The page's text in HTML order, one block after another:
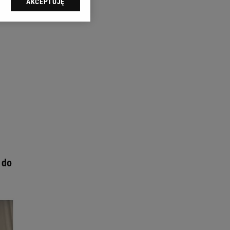
sp. z o.o., jej
swoje preferencje
celów identyfikacji.
reklam i treści,